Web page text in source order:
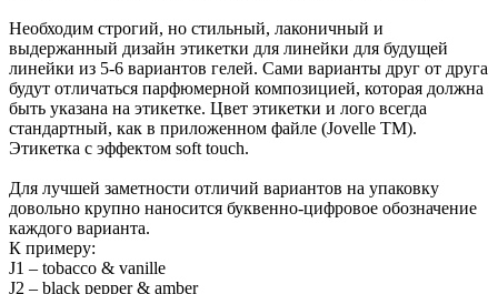
Необходим строгий, но стильный, лаконичный и
выдержанный дизайн этикетки для линейки для будущей
линейки из 5-6 вариантов гелей. Сами варианты друг от друга
будут отличаться парфюмерной композицией, которая должна
быть указана на этикетке. Цвет этикетки и лого всегда
стандартный, как в приложенном файле (Jovelle TM).
Этикетка с эффектом soft touch.
Для лучшей заметности отличий вариантов на упаковку
довольно крупно наносится буквенно-цифровое обозначение
каждого варианта.
К примеру:
J1 – tobacco & vanille
J2 – black pepper & amber